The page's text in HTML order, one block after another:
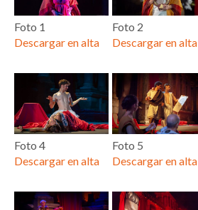
Foto 1
Descargar en alta
Foto 2
Descargar en alta
Foto 4
Descargar en alta
Foto 5
Descargar en alta